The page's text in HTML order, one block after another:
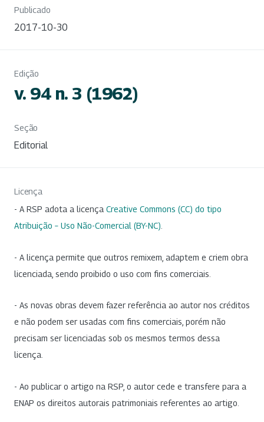
Publicado
2017-10-30
Edição
v. 94 n. 3 (1962)
Seção
Editorial
Licença
- A RSP adota a licença Creative Commons (CC) do tipo
Atribuição – Uso Não-Comercial (BY-NC)
- A licença permite que outros remixem, adaptem e criem obra
licenciada, sendo proibido o uso com fins comerciais.
- As novas obras devem fazer referência ao autor nos créditos
e não podem ser usadas com fins comerciais, porém não
precisam ser licenciadas sob os mesmos termos dessa
licença.
- Ao publicar o artigo na RSP, o autor cede e transfere para a
ENAP os direitos autorais patrimoniais referentes ao artigo.